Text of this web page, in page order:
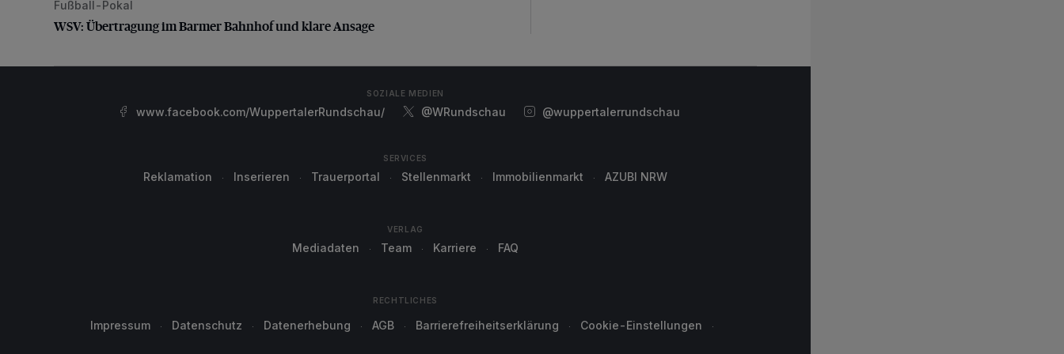
WSV: Übertragung im Barmer Bahnhof und klare Ansage
Fußball-Pokal
WSV: Übertragung im Barmer Bahnhof und klare Ansage
SOZIALE MEDIEN
www.facebook.com/WuppertalerRundschau/ @WRundschau @wuppertalerrundschau
SERVICES
Reklamation Inserieren Trauerportal Stellenmarkt Immobilienmarkt AZUBI NRW
VERLAG
Mediadaten Team Karriere FAQ
RECHTLICHES
Impressum Datenschutz Datenerhebung AGB Barrierefreiheitserklärung Cookie-Einstellungen